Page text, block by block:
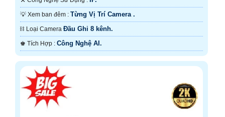
💡 Xem ban đêm : Từng Vị Trí Camera .
⛓ Loại Camera Đầu Ghi 8 kênh.
️♚ Tích Hợp : Công Nghệ AI.